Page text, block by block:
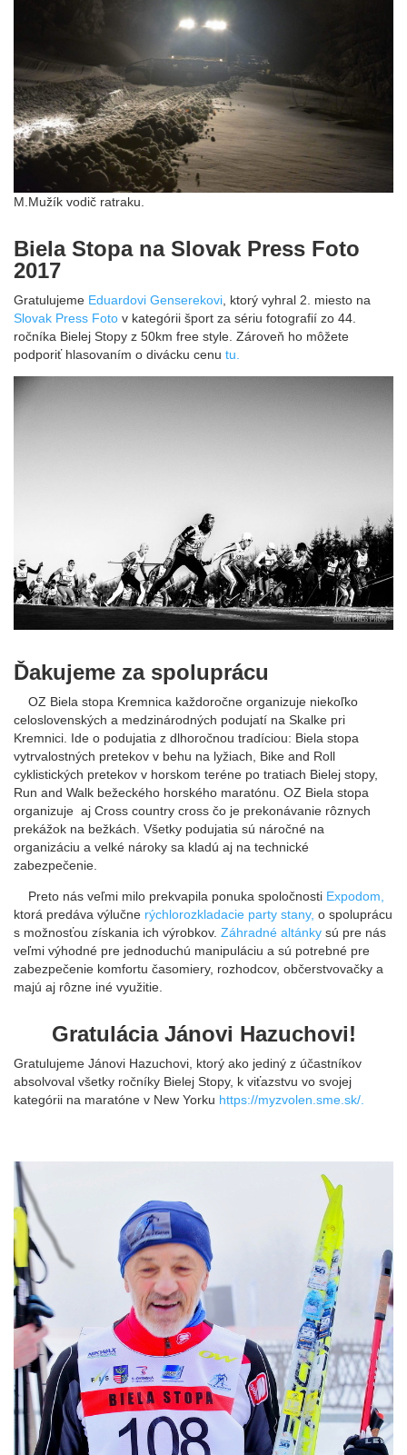
M.Mužík vodič ratraku.
Biela Stopa na Slovak Press Foto
2017
Gratulujeme Eduardovi Genserekovi, ktorý vyhral 2. miesto na
Slovak Press Foto v kategórii šport za sériu fotografií zo 44.
ročníka Bielej Stopy z 50km free style. Zároveň ho môžete
podporiť hlasovaním o divácku cenu tu.
Ďakujeme za spoluprácu
OZ Biela stopa Kremnica každoročne organizuje niekoľko
celoslovenských a medzinárodných podujatí na Skalke pri
Kremnici. Ide o podujatia z dlhoročnou tradíciou: Biela stopa
vytrvalostných pretekov v behu na lyžiach, Bike and Roll
cyklistických pretekov v horskom teréne po tratiach Bielej stopy,
Run and Walk bežeckého horského maratónu. OZ Biela stopa
organizuje aj Cross country cross čo je prekonávanie rôznych
prekážok na bežkách. Všetky podujatia sú náročné na
organizáciu a velké nároky sa kladú aj na technické
zabezpečenie.
Preto nás veľmi milo prekvapila ponuka spoločnosti Expodom,
ktorá predáva výlučne rýchlorozkladacie party stany, o spoluprácu
s možnosťou získania ich výrobkov. Záhradné altánky sú pre nás
veľmi výhodné pre jednoduchú manipuláciu a sú potrebné pre
zabezpečenie komfortu časomiery, rozhodcov, občerstvovačky a
majú aj rôzne iné využitie.
Gratulácia Jánovi Hazuchovi!
Gratulujeme Jánovi Hazuchovi, ktorý ako jediný z účastníkov
absolvoval všetky ročníky Bielej Stopy, k viťazstvu vo svojej
kategórii na maratóne v New Yorku https://myzvolen.sme.sk/.